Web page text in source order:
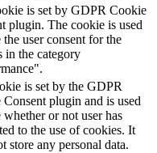
is set by GDPR Cookie
plugin. The cookie is used
the user consent for the
in the category
is set by the GDPR
plugin and is used
whether or not user has
to the use of cookies. It
store any personal data.